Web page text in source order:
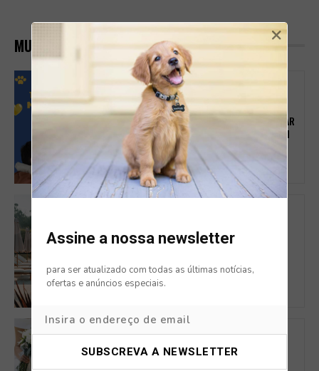
MUST READ
CAMPANHAS
IRS SOLIDÁRIO ÂNIMAS: COMO TRANSFORMAR
1% DO SEU IMPOSTO EM APOIO REAL A QUEM
MAIS PRECISA
ROSAL COUNTRY VILLAGE: O REFÚGIO PET-
ESCAPADINHAS COM AMIGOS
SERVIÇOS
Assine a nossa newsletter
para ser atualizado com todas as últimas notícias,
ofertas e anúncios especiais.
×